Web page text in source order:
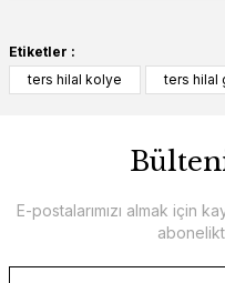
Etiketler :
ters hilal kolye
ters hilal
E-postalarımızı almak için